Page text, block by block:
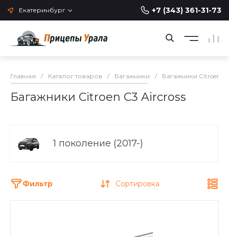
Екатеринбург +7 (343) 361-31-73
Главная / Каталог товаров / Багажники / Багажники Citroen
Багажники Citroen C3 Aircross
1 поколение (2017-)
Фильтр Сортировка